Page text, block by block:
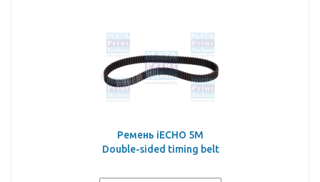
Ремень iECHO 5M
Double-sided timing belt